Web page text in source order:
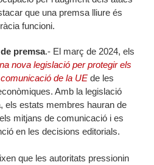
que una premsa lliure és
funcioni.
premsa.- El març de 2024, els
nova legislació per protegir els
de la UE de les
Amb la legislació
els estats membres hauran de
mitjans de comunicació i es
en les decisions editorials.
que les autoritats pressionin